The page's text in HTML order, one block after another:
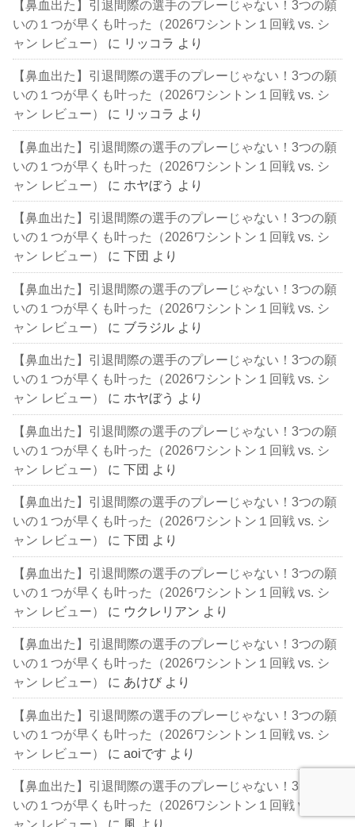
【鼻血出た】引退間際の選手のプレーじゃない！3つの願
いの１つが早くも叶った（2026ワシントン１回戦 vs. シ
ャン レビュー）
に リッコラ より
【鼻血出た】引退間際の選手のプレーじゃない！3つの願
いの１つが早くも叶った（2026ワシントン１回戦 vs. シ
ャン レビュー）
に リッコラ より
【鼻血出た】引退間際の選手のプレーじゃない！3つの願
いの１つが早くも叶った（2026ワシントン１回戦 vs. シ
ャン レビュー）
に ホヤぼう より
【鼻血出た】引退間際の選手のプレーじゃない！3つの願
いの１つが早くも叶った（2026ワシントン１回戦 vs. シ
ャン レビュー）
に下団 より
【鼻血出た】引退間際の選手のプレーじゃない！3つの願
いの１つが早くも叶った（2026ワシントン１回戦 vs. シ
ャン レビュー）
に ブラジル より
【鼻血出た】引退間際の選手のプレーじゃない！3つの願
いの１つが早くも叶った（2026ワシントン１回戦 vs. シ
ャン レビュー）
に ホヤぼう より
【鼻血出た】引退間際の選手のプレーじゃない！3つの願
いの１つが早くも叶った（2026ワシントン１回戦 vs. シ
ャン レビュー）
に下団 より
【鼻血出た】引退間際の選手のプレーじゃない！3つの願
いの１つが早くも叶った（2026ワシントン１回戦 vs. シ
ャン レビュー）
に下団 より
【鼻血出た】引退間際の選手のプレーじゃない！3つの願
いの１つが早くも叶った（2026ワシントン１回戦 vs. シ
ャン レビュー）
に ウクレリアン より
【鼻血出た】引退間際の選手のプレーじゃない！3つの願
いの１つが早くも叶った（2026ワシントン１回戦 vs. シ
ャン レビュー）
に あけび より
【鼻血出た】引退間際の選手のプレーじゃない！3つの願
いの１つが早くも叶った（2026ワシントン１回戦 vs. シ
ャン レビュー）
にaoiです より
【鼻血出た】引退間際の選手のプレーじゃない！3つの願
いの１つが早くも叶った（2026ワシントン１回戦 vs. シ
ャン レビュー）
に 風 より